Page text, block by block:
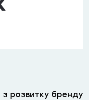
з розвитку бренду